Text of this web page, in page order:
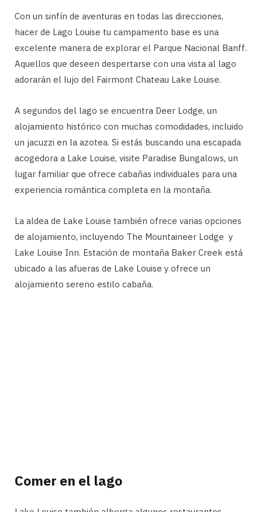
Con un sinfín de aventuras en todas las direcciones,
hacer de Lago Louise tu campamento base es una
excelente manera de explorar el Parque Nacional Banff.
Aquellos que deseen despertarse con una vista al lago
adorarán el lujo del Fairmont Chateau Lake Louise.
A segundos del lago se encuentra Deer Lodge, un
alojamiento histórico con muchas comodidades, incluido
un jacuzzi en la azotea. Si estás buscando una escapada
acogedora a Lake Louise, visite Paradise Bungalows, un
lugar familiar que ofrece cabañas individuales para una
experiencia romántica completa en la montaña.
La aldea de Lake Louise también ofrece varias opciones
de alojamiento, incluyendo The Mountaineer Lodge y
Lake Louise Inn. Estación de montaña Baker Creek está
ubicado a las afueras de Lake Louise y ofrece un
alojamiento sereno estilo cabaña.
Comer en el lago